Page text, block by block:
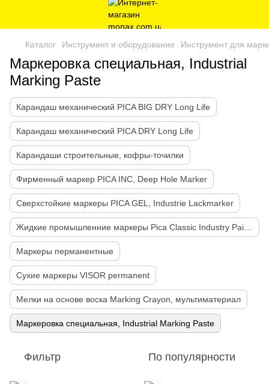
Каталог Инструмент и оборудование Инструмент для
Маркеровка специальная, Industrial
Marking Paste
Карандаш механический PICA BIG DRY Long Life
Карандаш механический PICA DRY Long Life
Карандаши строительные, кофры-точилки
Фирменный маркер PICA INC, Deep Hole Marker
Сверхстойкие маркеры PICA GEL, Industrie Lackmarker
Маркеры перманентные
Сухие маркеры VISOR permanent
Мелки на основе воска Marking Crayon, мультиматериал
Маркеровка специальная, Industrial Marking Paste
Фильтр По популярности